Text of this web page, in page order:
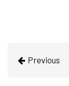
Previous